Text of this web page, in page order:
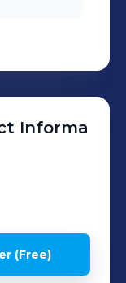
Informa
(Free)